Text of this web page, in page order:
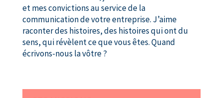
et mes convictions au service de la
communication de votre entreprise. J’aime
raconter des histoires, des histoires qui ont du
sens, qui révèlent ce que vous êtes. Quand
écrivons-nous la vôtre ?